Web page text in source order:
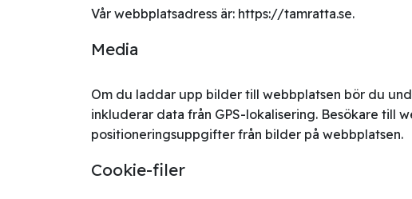
Vår webbplatsadress är: https://tamratta.se.
Media
Om du laddar upp bilder till webbplatsen bör du
inkluderar data från GPS-lokalisering. Besökare till
positioneringsuppgifter från bilder på webbplatsen.
Cookie-filer